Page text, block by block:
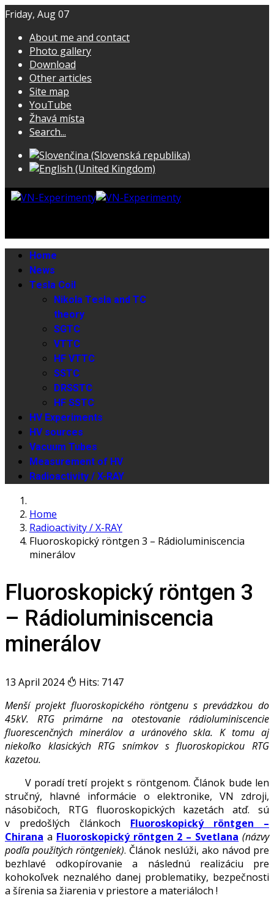
Friday, Aug 07
About me and contact
Photo gallery
Download
Other articles
Site map
YouTube
Žhavá místa
Search...
Home
News
Tesla Coil
Nikola Tesla and TC
theory
SGTC
VTTC
HF VTTC
SSTC
DRSSTC
HF SSTC
HV Experiments
HV sources
Vacuum Tubes
Measurement of HV
Radioactivity / X-RAY
Home
Radioactivity / X-RAY
Fluoroskopický röntgen 3 – Rádioluminiscencia
minerálov
Fluoroskopický röntgen 3
– Rádioluminiscencia
minerálov
13 April 2024
Hits: 7147
Menší projekt fluoroskopického röntgenu s prevádzkou do
45kV. RTG primárne na otestovanie rádioluminiscencie
fluorescenčných minerálov a uránového skla. K tomu aj
niekoľko klasických RTG snímkov s fluoroskopickou RTG
kazetou.
V poradí tretí projekt s röntgenom. Článok bude len
stručný, hlavné informácie o elektronike, VN zdroji,
násobičoch, RTG fluoroskopických kazetách atď. sú
v predošlých článkoch Fluoroskopický röntgen –
Chirana a Fluoroskopický röntgen 2 – Svetlana (názvy
podľa použitých röntgeniek). Článok neslúži, ako návod pre
bezhlavé odkopírovanie a následnú realizáciu pre
kohokoľvek neznalého danej problematiky, bezpečnosti
a šírenia sa žiarenia v priestore a materiáloch !